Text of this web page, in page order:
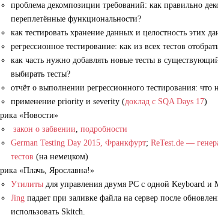
проблема декомпозиции требований: как правильно
переплетённые функциональности?
как тестировать хранение данных и целостность этих
регрессионное тестирование: как из всех тестов
как часть нужно добавлять новые тесты в
выбирать тесты?
отчёт о выполнении регрессионного тестирования: что
применение priority и severity (доклад с SQA Days 17)
«Новости»
закон о забвении, подробности
German Testing Day 2015, Франкфурт; ReTest.de —
тестов (на немецком)
«Плачь, Ярославна!»
Утилиты для управления двумя PC с одной Keyboard и
Jing падает при заливке файла на сервер после
использовать Skitch.